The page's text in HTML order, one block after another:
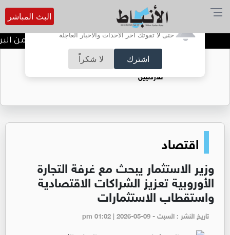
أترغب في تفعيل الإشعارات؟
حتى لا تفوتك آخر الأحداث والأخبار العاجلة
اشترك لا شكراً
البث المباشر
ندوة تعاين التراث الأردني ضمن
حقل الريشة حين يتحول الغاز إلى فرص عمل
للأردنيين
اقتصاد
وزير الاستثمار يبحث مع غرفة التجارة
الأوروبية تعزيز الشراكات الاقتصادية
واستقطاب الاستثمارات
تاريخ النشر : السبت - pm 01:02 | 2026-05-09